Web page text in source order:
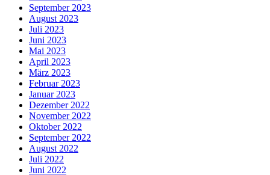
September 2023
August 2023
Juli 2023
Juni 2023
Mai 2023
April 2023
März 2023
Februar 2023
Januar 2023
Dezember 2022
November 2022
Oktober 2022
September 2022
August 2022
Juli 2022
Juni 2022